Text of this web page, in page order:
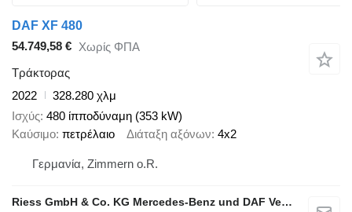
DAF XF 480
54.749,58 € Χωρίς ΦΠΑ
Τράκτορας
2022
328.280 χλμ
Ισχύς 480 ίπποδύναμη (353 kW)
Καύσιμο πετρέλαιο Διάταξη αξόνων 4x2
Γερμανία, Zimmern o.R.
Riess GmbH & Co. KG Mercedes-Benz und DAF Vertragspartner